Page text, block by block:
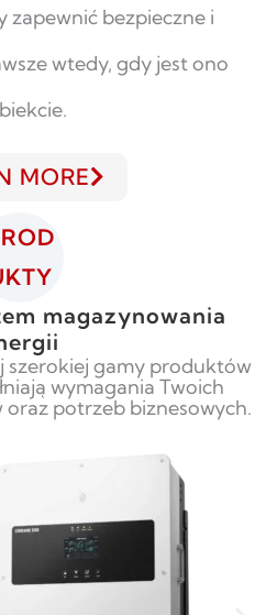
zapewnić bezpieczne i
wtedy, gdy jest ono
MORE
magazynowania
szerokiej gamy produktów
wymagania Twoich
potrzeb biznesowych.